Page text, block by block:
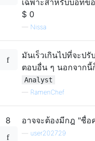
                bid2
=
}
/* End of
if
                best
                leader
}
}
if
      analystNutcracker
return
}
return
bid ;
}
เฉพาะสำหรับบอทข
$ 0
— Nissa
มันเร็วเกินไปที่จะป
ตอบอื่น ๆ นอกจากนี้
Analyst
— RamenChef
8 อาจจะต้องมีกฎ "ชื่อ
user202729